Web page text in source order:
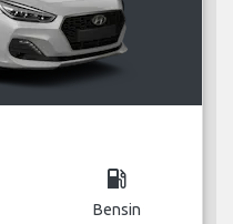
local_gas_station
Bensin